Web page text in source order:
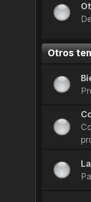
Otros